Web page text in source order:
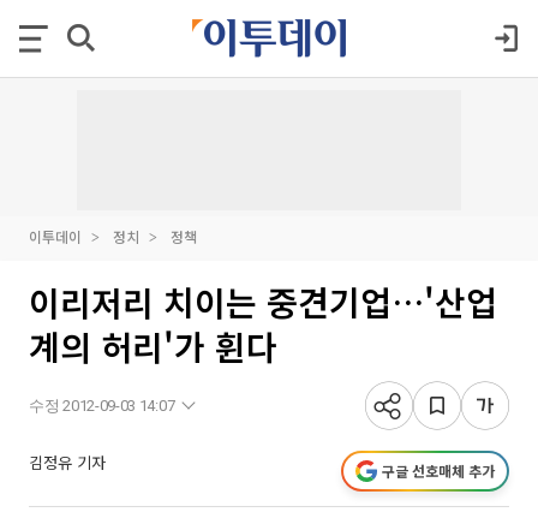
이투데이 정치 정책
이리저리 치이는 중견기업…'산업
계의 허리'가 휜다
수정 2012-09-03 14:07
김정유 기자 구글 선호매체 추가